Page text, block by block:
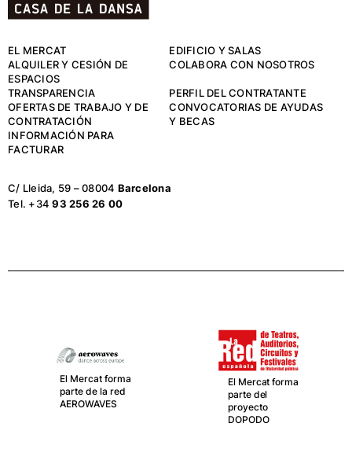
EL MERCAT
EDIFICIO Y SALAS
ALQUILER Y CESIÓN DE
ESPACIOS
COLABORA CON NOSOTROS
TRANSPARENCIA
PERFIL DEL CONTRATANTE
OFERTAS DE TRABAJO Y DE
CONTRATACIÓN
CONVOCATORIAS DE AYUDAS
Y BECAS
INFORMACIÓN PARA
FACTURAR
C/ Lleida, 59 – 08004 Barcelona
Tel. +3493 256 26 00
El Mercat forma
parte de la red
AEROWAVES
El Mercat forma
parte del
proyecto
DOPODO